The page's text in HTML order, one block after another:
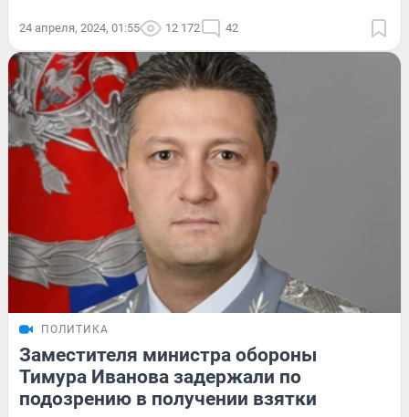
24 апреля, 2024, 01:55 12 172 42
ПОЛИТИКА
Заместителя министра обороны
Тимура Иванова задержали по
подозрению в получении взятки